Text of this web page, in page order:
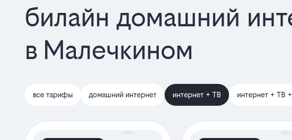
билайн домашний
в Малечкином
все тарифы домашний интернет интернет + ТВ интернет + ТВ